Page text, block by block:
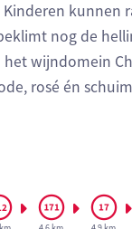
kunnen
nog de
wijndomein
rosé én